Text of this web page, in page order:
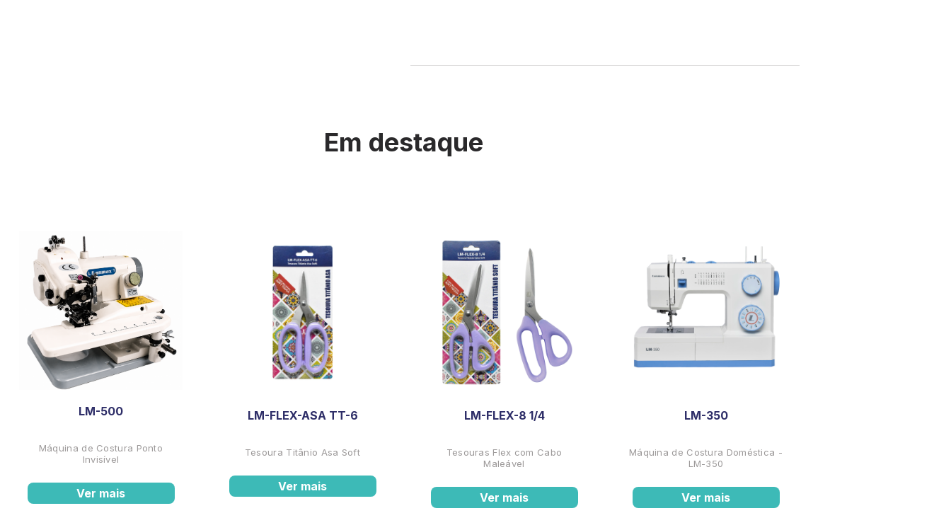
Em destaque
LM-500
Máquina de Costura Ponto
Invisível
Ver mais
LM-FLEX-ASA TT-6
Tesoura Titânio Asa Soft
Ver mais
LM-FLEX-8 1/4
Tesouras Flex com Cabo
Maleável
Ver mais
LM-350
Máquina de Costura Doméstica -
LM-350
Ver mais